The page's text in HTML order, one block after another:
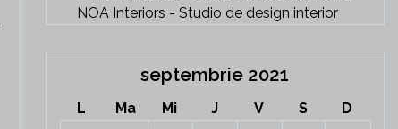
NOA Interiors - Studio de design interior
septembrie 2021
L Ma Mi J V S
D